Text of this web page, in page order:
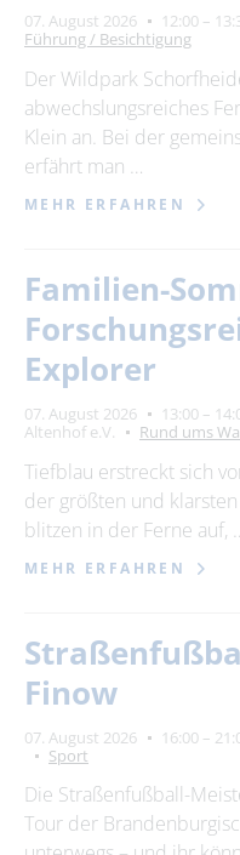
07. August 2026 12:00 –
Führung / Besichtigung
Der Wildpark
abwechslungsreiches
Klein an. Bei der
erfährt man …
MEHR ERFAHREN
Familien-
Explorer
07. August 2026 13:00 –
Altenhof e.V.
Rund ums
Tiefblau erstreckt sich
der größten und
blitzen in der Ferne auf,
MEHR ERFAHREN
Finow
07. August 2026 16:00 –
Sport
Die Straßenfußball-
Tour der